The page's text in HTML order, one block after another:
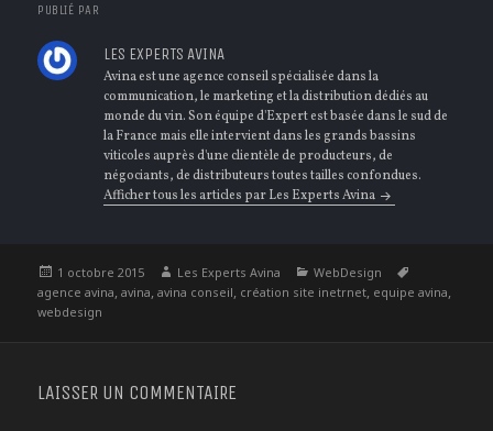
PUBLIÉ PAR
LES EXPERTS AVINA
Avina est une agence conseil spécialisée dans la
communication, le marketing et la distribution dédiés au
monde du vin. Son équipe d'Expert est basée dans le sud de
la France mais elle intervient dans les grands bassins
viticoles auprès d'une clientèle de producteurs, de
négociants, de distributeurs toutes tailles confondues.
Afficher tous les articles par Les Experts Avina
Publié
le
1 octobre 2015 Auteur
Les Experts Avina Catégories
WebDesign
agence avina,avina,avina conseil, création site inetrnet, equipe avina,
webdesign
LAISSER UN COMMENTAIRE